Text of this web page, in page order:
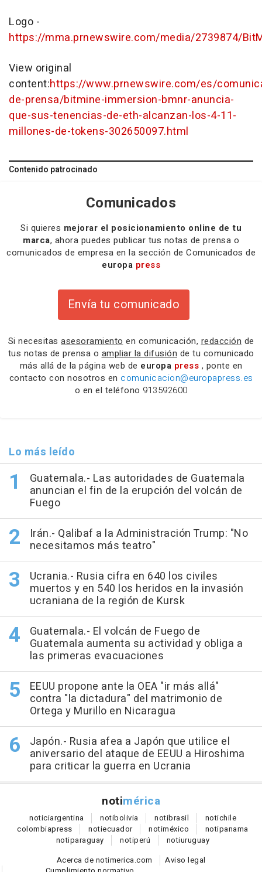
Logo -
https://mma.prnewswire.com/media/2739874/
View original
content:https://www.prnewswire.com/es/
de-prensa/bitmine-immersion-bmnr-anuncia-
que-sus-tenencias-de-eth-alcanzan-los-4-11-
millones-de-tokens-302650097.html
Contenido patrocinado
Comunicados
Si quieres mejorar el posicionamiento online de tu
marca, ahora puedes publicar tus notas de prensa o
comunicados de empresa en la sección de Comunicados de
europa press
Envía tu comunicado
Si necesitas asesoramiento en comunicación, redacción de
tus notas de prensa o ampliar la difusión de tu comunicado
más allá de la página web de europa press , ponte en
contacto con nosotros en comunicacion@europapress.es
o en el teléfono 913592600
Lo más leído
Guatemala.- Las autoridades de Guatemala
anuncian el fin de la erupción del volcán de
Fuego
Irán.- Qalibaf a la Administración Trump: "No
necesitamos más teatro"
Ucrania.- Rusia cifra en 640 los civiles
muertos y en 540 los heridos en la invasión
ucraniana de la región de Kursk
Guatemala.- El volcán de Fuego de
Guatemala aumenta su actividad y obliga a
las primeras evacuaciones
EEUU propone ante la OEA "ir más allá"
contra "la dictadura" del matrimonio de
Ortega y Murillo en Nicaragua
Japón.- Rusia afea a Japón que utilice el
aniversario del ataque de EEUU a Hiroshima
para criticar la guerra en Ucrania
notimérica
noticiargentina notibolivia notibrasil notichile
colombiapress notiecuador notiméxico notipanama
notiparaguay notiperú notiuruguay
Acerca de notimerica.com
Aviso legal